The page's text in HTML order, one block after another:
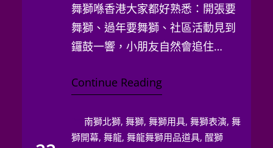
舞獅喺香港大家都好熟悉：開張要
舞獅、過年要舞獅、社區活動見到
鑼鼓一響，小朋友自然會追住
Continue Reading
南獅北獅, 舞獅, 舞獅用具, 舞獅表演, 舞
獅開幕, 舞龍, 舞龍舞獅用品道具, 醒獅